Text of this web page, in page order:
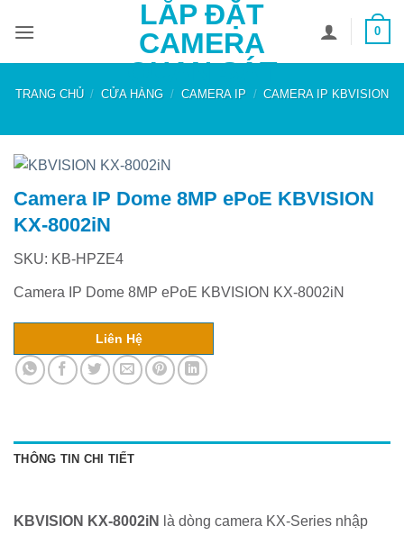
qua
LẮP ĐẶT
CAMERA
QUAN SÁT
0
TRANG CHỦ / CỬA HÀNG / CAMERA IP / CAMERA IP KBVISION
Camera IP Dome 8MP ePoE KBVISION
KX-8002iN
SKU: KB-HPZE4
Camera IP Dome 8MP ePoE KBVISION KX-8002iN
Liên Hệ
THÔNG TIN CHI TIẾT
KBVISION KX-8002iN
là dòng camera KX-Series nhập